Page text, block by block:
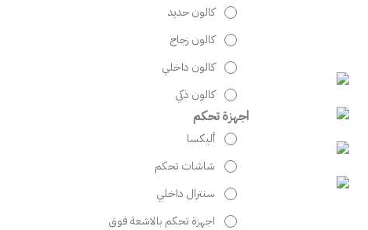
كالون حديد
كالون زجاج
كالون داخلي
كالون ذكي
اجهزة تحكم
أليكسا
شاشات تحكم
سنترال داخلي
اجهزة تحكم بالاشعة فوق